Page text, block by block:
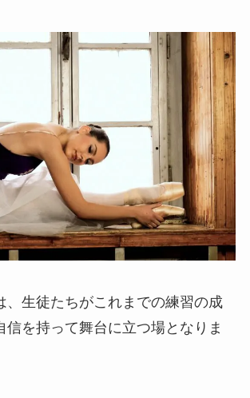
、生徒たちがこれまでの練習の成
信を持って舞台に立つ場となりま